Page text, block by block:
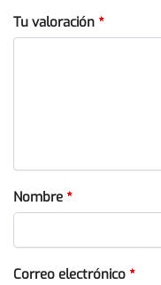
Tu valoración *
Nombre *
Correo electrónico *